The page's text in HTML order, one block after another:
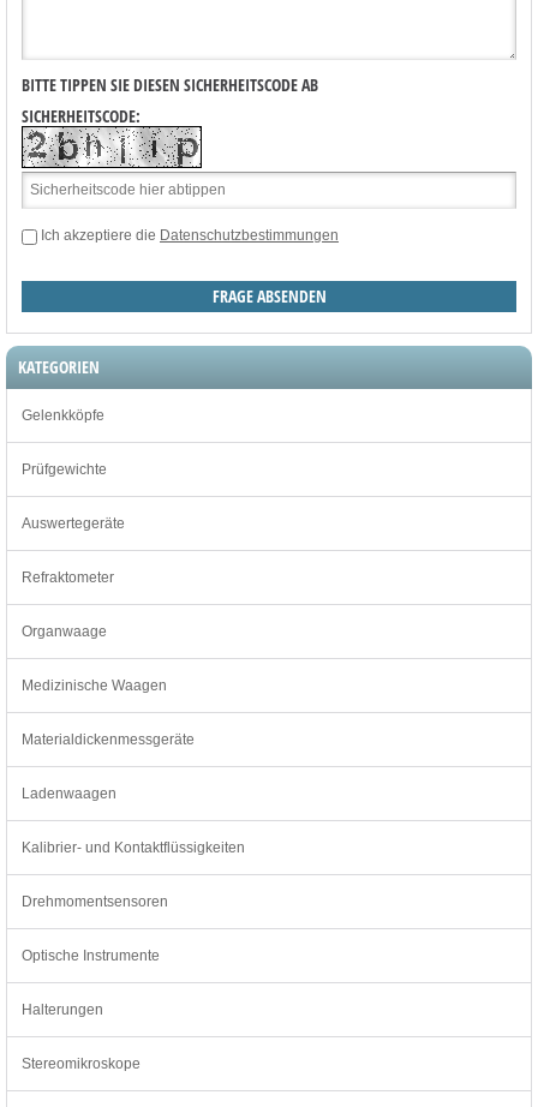
BITTE TIPPEN SIE DIESEN SICHERHEITSCODE AB
SICHERHEITSCODE:
Ich akzeptiere die Datenschutzbestimmungen
KATEGORIEN
Gelenkköpfe
Prüfgewichte
Auswertegeräte
Refraktometer
Organwaage
Medizinische Waagen
Materialdickenmessgeräte
Ladenwaagen
Kalibrier- und Kontaktflüssigkeiten
Drehmomentsensoren
Optische Instrumente
Halterungen
Stereomikroskope